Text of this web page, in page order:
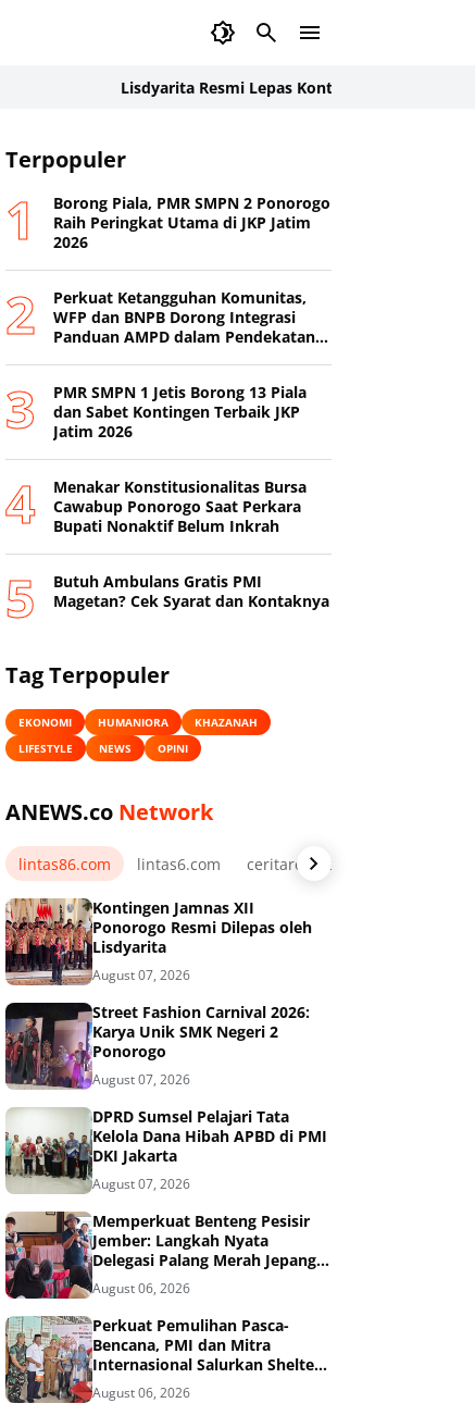
Lisdyarita Resmi Lepas Kontingen Jamnas XII Ponorogo
Terpopuler
Borong Piala, PMR SMPN 2 Ponorogo
Raih Peringkat Utama di JKP Jatim
2026
Perkuat Ketangguhan Komunitas,
WFP dan BNPB Dorong Integrasi
Panduan AMPD dalam Pendekatan
PMR SMPN 1 Jetis Borong 13 Piala
dan Sabet Kontingen Terbaik JKP
Jatim 2026
Menakar Konstitusionalitas Bursa
Cawabup Ponorogo Saat Perkara
Bupati Nonaktif Belum Inkrah
Butuh Ambulans Gratis PMI
Magetan? Cek Syarat dan Kontaknya
Tag Terpopuler
EKONOMI HUMANIORA
KHAZANAH
LIFESTYLE
NEWS OPINI
ANEWS.co Network
lintas86.com lintas6.com ceritarelawan.my.id
Kontingen Jamnas XII
Ponorogo Resmi Dilepas oleh
Lisdyarita
August 07, 2026
Street Fashion Carnival 2026:
Karya Unik SMK Negeri 2
Ponorogo
August 07, 2026
DPRD Sumsel Pelajari Tata
Kelola Dana Hibah APBD di PMI
DKI Jakarta
August 07, 2026
Memperkuat Benteng Pesisir
Jember: Langkah Nyata
Delegasi Palang Merah Jepang
Dampingi Relawan dan Sekolah
Tangguh Bencana
August 06, 2026
Perkuat Pemulihan Pasca-
Bencana, PMI dan Mitra
Internasional Salurkan Shelter
Toolkit untuk 1.200 Keluarga di
Aceh Utara
August 06, 2026